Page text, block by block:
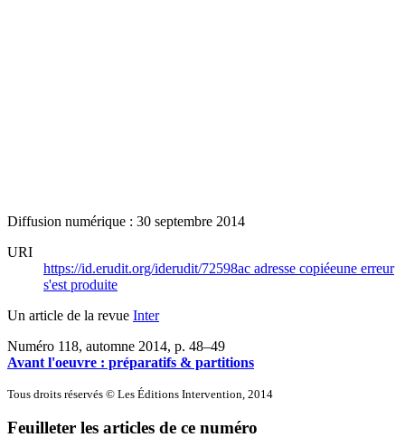
Diffusion numérique : 30 septembre 2014
URI
https://id.erudit.org/iderudit/72598ac adresse copiéeune erreur
s'est produite
Un article de la revue Inter
Numéro 118, automne 2014, p. 48–49
Avant l'oeuvre : préparatifs & partitions
Tous droits réservés © Les Éditions Intervention, 2014
Feuilleter les articles de ce numéro